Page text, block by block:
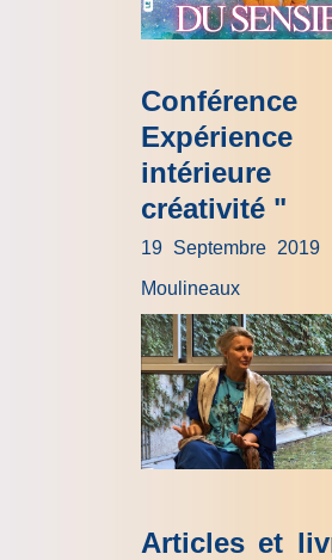
Expérience
créativité "
19 Septembre
Moulineaux
Articles et